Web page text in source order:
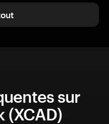
sur
(XCAD)